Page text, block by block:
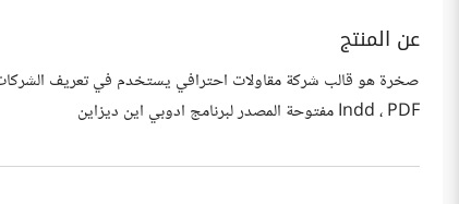
عن المنتج
صخرة هو قالب شركة مقاولات احترافي يستخدم في تعريف الشركات
Indd ، PDF مفتوحة المصدر لبرنامج ادوبي اين ديزاين